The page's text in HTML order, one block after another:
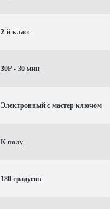
2-й класс
30P - 30 мин
Электронный с мастер ключом
К полу
180 градусов